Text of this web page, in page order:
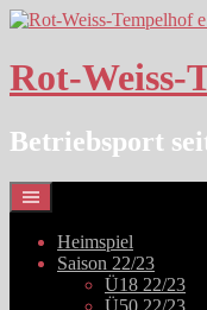
Springe
Inhalt
Rot-Weiss-
Betriebsport
Heimspiel
Saison 22/23
Ü18 22/23
Ü50 22/23